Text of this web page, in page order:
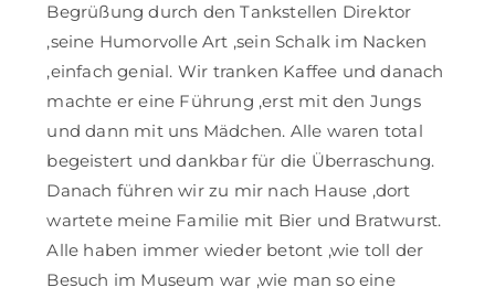
Begrüßung durch den Tankstellen Direktor
,seine Humorvolle Art ,sein Schalk im Nacken
,einfach genial. Wir tranken Kaffee und danach
machte er eine Führung ,erst mit den Jungs
und dann mit uns Mädchen. Alle waren total
begeistert und dankbar für die Überraschung.
Danach führen wir zu mir nach Hause ,dort
wartete meine Familie mit Bier und Bratwurst.
Alle haben immer wieder betont ,wie toll der
Besuch im Museum war ,wie man so eine